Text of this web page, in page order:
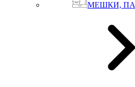
МЕШКИ,